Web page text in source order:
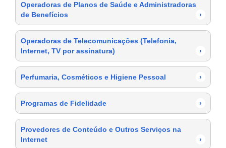
Operadoras de Planos de Saúde e Administradoras
de Benefícios
›
Operadoras de Telecomunicações (Telefonia,
Internet, TV por assinatura)
›
Perfumaria, Cosméticos e Higiene Pessoal ›
Programas de Fidelidade ›
Provedores de Conteúdo e Outros Serviços na
Internet
›